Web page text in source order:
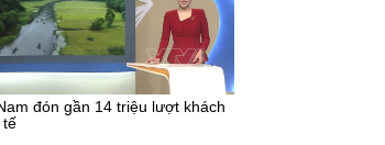
đón gần 14 triệu lượt khách
tế